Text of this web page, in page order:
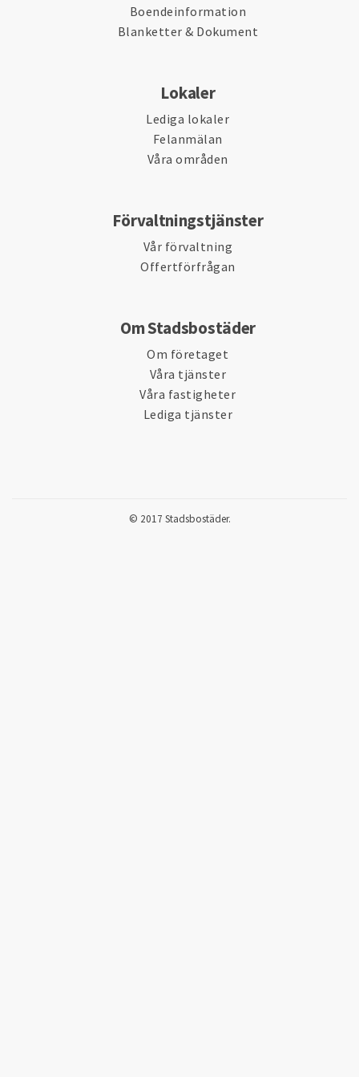
Boendeinformation
Blanketter & Dokument
Lokaler
Lediga lokaler
Felanmälan
Våra områden
Förvaltningstjänster
Vår förvaltning
Offertförfrågan
Om Stadsbostäder
Om företaget
Våra tjänster
Våra fastigheter
Lediga tjänster
© 2017 Stadsbostäder.